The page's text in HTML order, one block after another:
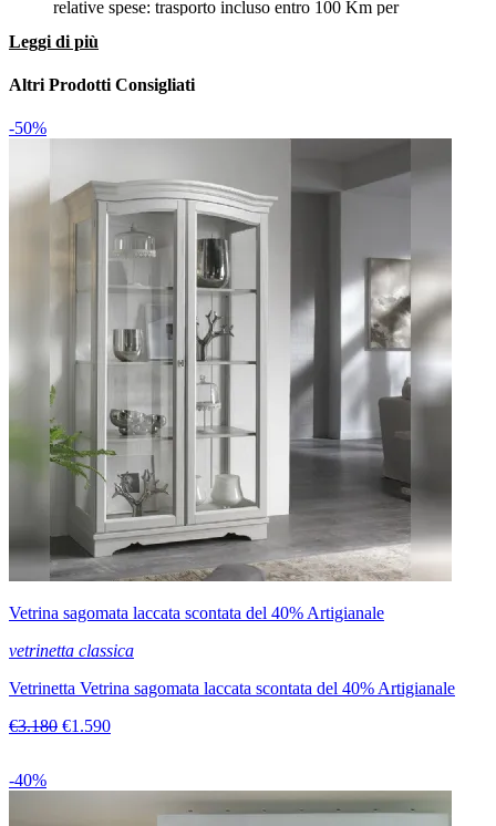
relative spese: trasporto incluso entro 100 Km per
I complementi per il soggiorno, tra cui anche un tipo di
dal punto di vista dell'estetica che per la funzionalità, poiché
diversi mobili studiati in tutti gli aspetti, tra cui anche il
modello I classici qui presente, tutti fatti in materiali di prima
scelta e raffinati come il legno: con questa composizione sarà
facile congiungere doti di funzionalità e stile nel tuo
soggiorno.
I pezzi di arredo sono da scegliere attentamente non solo per
lo stile, ma anche per le dimensioni e lo spazio che occupano:
il modello Cristalliera ha una larghezza che va da 1790 a 200
cm, risultando perciò ideale per locali di molteplici volumetrie.
Il modello per il soggiorno qui presente in Offerta Outelt sarà
soluzione ideale per ultimare il tuo soggiorno in stile classico;
materiali di prima scelta e linee ben studiate caratterizzano il
mobile qui presente, dall'estetica raffinata, in grado di riflettere
il tuo stile personale.
Leggi di più
Altri Prodotti Consigliati
-50%
Vetrina sagomata laccata scontata del 40% Artigianale
vetrinetta classica
Vetrinetta Vetrina sagomata laccata scontata del 40% Artigianale
€3.180 €1.590
-40%